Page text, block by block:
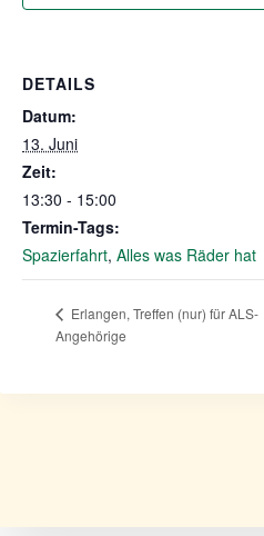
DETAILS
Datum:
13. Juni
Zeit:
13:30 - 15:00
Termin-Tags:
Spazierfahrt, Alles was Räder hat
Erlangen, Treffen (nur) für ALS-
Angehörige